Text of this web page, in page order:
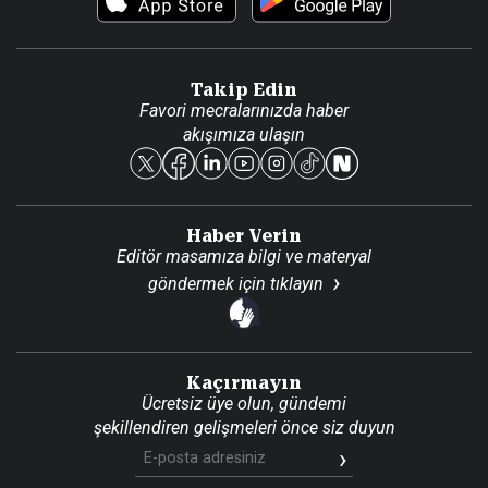
Reklam Ver
Takip Edin
Favori mecralarınızda haber
akışımıza ulaşın
Haber Verin
Editör masamıza bilgi ve materyal
göndermek için tıklayın
Kaçırmayın
Ücretsiz üye olun, gündemi
şekillendiren gelişmeleri önce siz duyun